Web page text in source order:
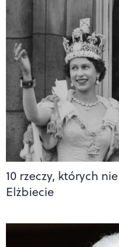
10 rzeczy, których
Elżbiecie